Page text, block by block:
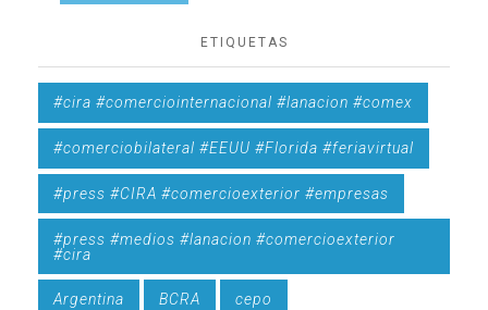
ETIQUETAS
#cira #comerciointernacional #lanacion #comex
#comerciobilateral #EEUU #Florida #feriavirtual
#press #CIRA #comercioexterior #empresas
#press #medios #lanacion #comercioexterior
#cira
Argentina BCRA cepo